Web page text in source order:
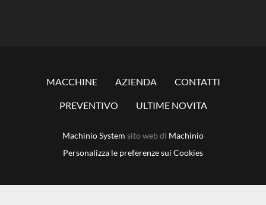
Personalizza le preferenze sui Cookies
Machinio System sito web di Machinio
MACCHINE AZIENDA CONTATTI
PREVENTIVO ULTIME NOVITA